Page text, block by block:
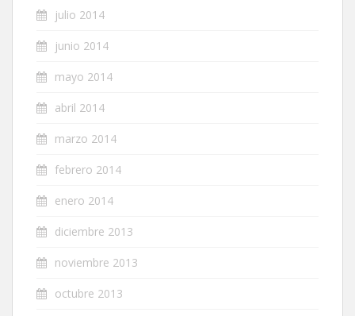
julio 2014
junio 2014
mayo 2014
abril 2014
marzo 2014
febrero 2014
enero 2014
diciembre 2013
noviembre 2013
octubre 2013